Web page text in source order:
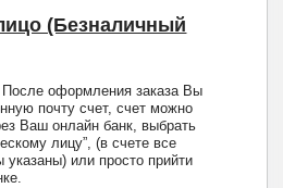
(Безналичный
После оформления заказа Вы
почту счет, счет можно
Ваш онлайн банк, выбрать
лицу”, (в счете все
указаны) или просто прийти